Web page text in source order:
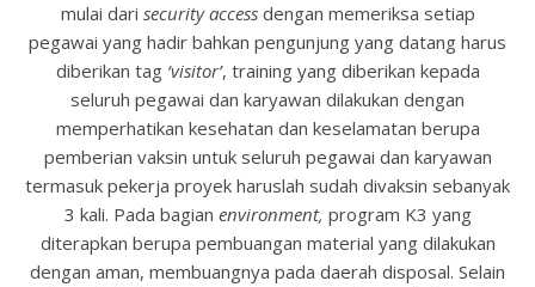
mulai dari security accessdengan memeriksa setiap
pegawai yang hadir bahkan pengunjung yang datang harus
diberikan tag ‘visitor’, training yang diberikan kepada
seluruh pegawai dan karyawan dilakukan dengan
memperhatikan kesehatan dan keselamatan berupa
pemberian vaksin untuk seluruh pegawai dan karyawan
termasuk pekerja proyek haruslah sudah divaksin sebanyak
3 kali. Pada bagian environment, program K3 yang
diterapkan berupa pembuangan material yang dilakukan
dengan aman, membuangnya pada daerah disposal. Selain